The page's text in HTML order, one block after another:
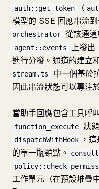
auth::get_token （
模型的 SSE 回應串流到
orchestrator 從該通
agent::events 上發出
進行分發。通道的建立
stream.ts
中一個基於
因此串流狀態可以專注
當助手回應包含工具呼
function_execute 狀
dispatchWithHook ，
的單一瓶頸點。
工作單元（在預設堆疊